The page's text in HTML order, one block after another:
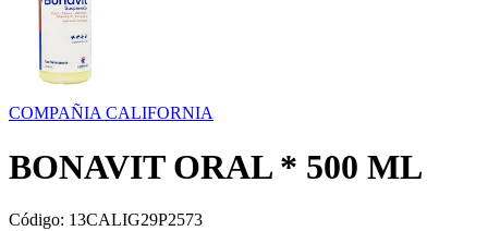
COMPAÑIA CALIFORNIA
BONAVIT ORAL * 500 ML
Código: 13CALIG29P2573